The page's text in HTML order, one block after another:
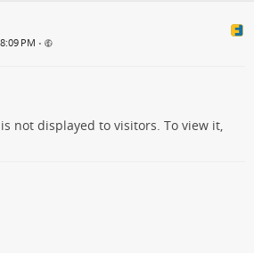
PM •
not displayed to visitors. To view it,